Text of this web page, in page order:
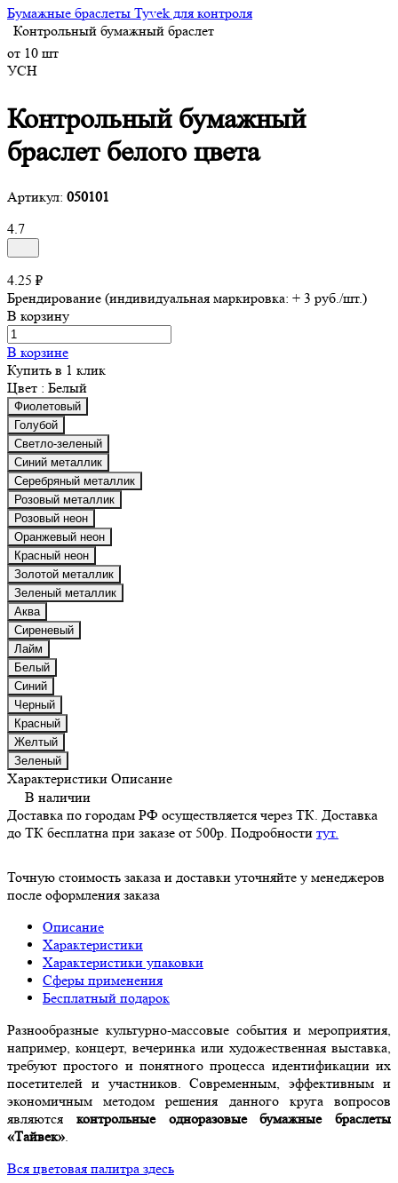
Бумажные браслеты Tyvek для контроля
Контрольный бумажный браслет
от 10 шт
УСН
Контрольный бумажный
браслет белого цвета
Артикул: 050101
4.7
4.25 ₽
Брендирование (индивидуальная маркировка: + 3 руб./шт.)
В корзину
В корзине
Купить в 1 клик
Цвет : Белый
Фиолетовый
Голубой
Светло-зеленый
Синий металлик
Серебряный металлик
Розовый металлик
Розовый неон
Оранжевый неон
Красный неон
Золотой металлик
Зеленый металлик
Аква
Сиреневый
Лайм
Белый
Синий
Черный
Красный
Желтый
Зеленый
Характеристики Описание
В наличии
Доставка по городам РФ осуществляется через ТК. Доставка
до ТК бесплатна при заказе от 500р. Подробности тут.
Точную стоимость заказа и доставки уточняйте у менеджеров
после оформления заказа
Описание
Характеристики
Характеристики упаковки
Сферы применения
Бесплатный подарок
Разнообразные культурно-массовые события и мероприятия,
например, концерт, вечеринка или художественная выставка,
требуют простого и понятного процесса идентификации их
посетителей и участников. Современным, эффективным и
экономичным методом решения данного круга вопросов
являются контрольные одноразовые бумажные браслеты
«Тайвек».
Вся цветовая палитра здесь